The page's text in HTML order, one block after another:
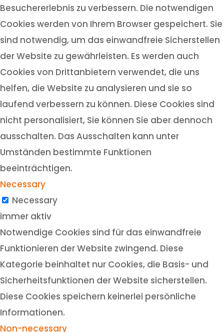
Besuchererlebnis zu verbessern. Die notwendigen
Cookies werden von Ihrem Browser gespeichert. Sie
sind notwendig, um das einwandfreie Sicherstellen
der Website zu gewährleisten. Es werden auch
Cookies von Drittanbietern verwendet, die uns
helfen, die Website zu analysieren und sie so
laufend verbessern zu können. Diese Cookies sind
nicht personalisiert, Sie können Sie aber dennoch
ausschalten. Das Ausschalten kann unter
Umständen bestimmte Funktionen
beeinträchtigen.
Necessary
Necessary
immer aktiv
Notwendige Cookies sind für das einwandfreie
Funktionieren der Website zwingend. Diese
Kategorie beinhaltet nur Cookies, die Basis- und
Sicherheitsfunktionen der Website sicherstellen.
Diese Cookies speichern keinerlei persönliche
Informationen.
Non-necessary